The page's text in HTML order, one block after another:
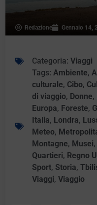
Redazione Gennaio 14,
Categoria: Viaggi
Tags: Ambiente,
culturale, Cibo,
di viaggio, Donne,
Europa, Foreste,
Italia, Londra,
Meteo,
Montagne, Musei,
Quartieri, Regno
Sport, Storia,
Viaggi,Viaggio